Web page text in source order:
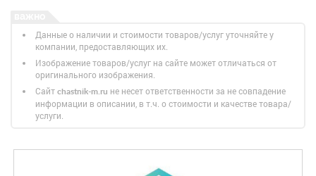
Данные о наличии и стоимости товаров/услуг уточняйте у
компании, предоставляющих их.
Изображение товаров/услуг на сайте может отличаться от
оригинального изображения.
Сайт chastnik-m.ru не несет ответственности за не совпадение
информации в описании, в т.ч. о стоимости и качестве товара/
услуги.